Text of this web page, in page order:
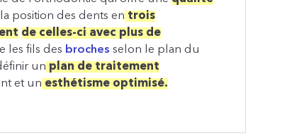
position des dents en trois
de celles-ci avec plus de
les fils des broches selon le plan du
un plan de traitement
et un esthétisme optimisé.